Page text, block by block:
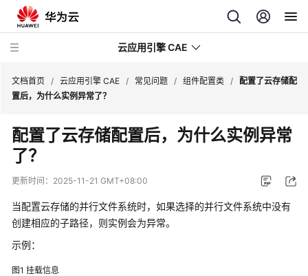
云应用引擎 CAE
最
新
动
产
品
介
绍
文档首页 / 云应用引擎 CAE / 常见问题 / 组件配置类 /
配置了云存储配
置后，为什么实例异常了？
配置了云存储配置后，为什么实例异常
了？
更新时间： 2025-11-21 GMT+08:00
当配置云存储的并行文件系统时，如果选择的并行文件系统中没有
创建相应的子路径，则实例会为异常。
示例：
图1 挂载信息